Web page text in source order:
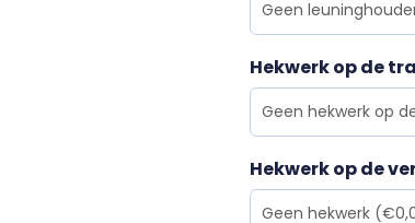
Hekwerk op de
Hekwerk op de